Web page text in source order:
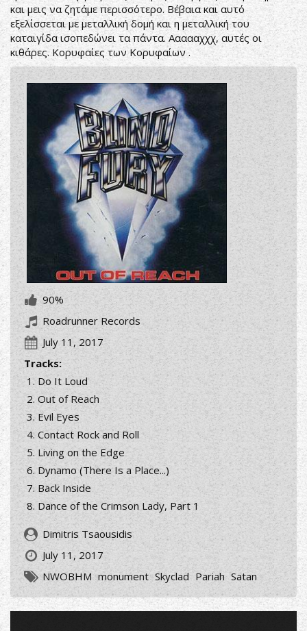
και μεις να ζητάμε περισσότερο. Βέβαια και αυτό
εξελίσσεται με μεταλλική δομή και η μεταλλική του
καταιγίδα ισοπεδώνει τα πάντα. Αααααχχχ, αυτές οι
κιθάρες. Κορυφαίες των Κορυφαίων .
90%
Roadrunner Records
July 11, 2017
Tracks:
Do It Loud
Out of Reach
Evil Eyes
Contact Rock and Roll
Living on the Edge
Dynamo (There Is a Place...)
Back Inside
Dance of the Crimson Lady, Part 1
Dimitris Tsaousidis
July 11, 2017
NWOBHM monument Skyclad Pariah Satan